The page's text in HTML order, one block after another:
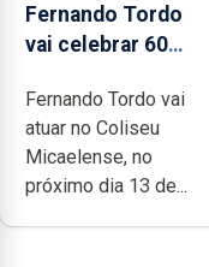
Fernando Tordo
vai celebrar 60
no Coliseu
Micaelense
Fernando Tordo vai
atuar no Coliseu
Micaelense, no
próximo dia 13 de...